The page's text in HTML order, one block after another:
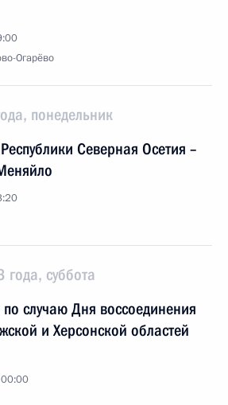
Огарёво
понедельник
Северная Осетия –
суббота
случаю Дня воссоединения
и Херсонской областей
00:00